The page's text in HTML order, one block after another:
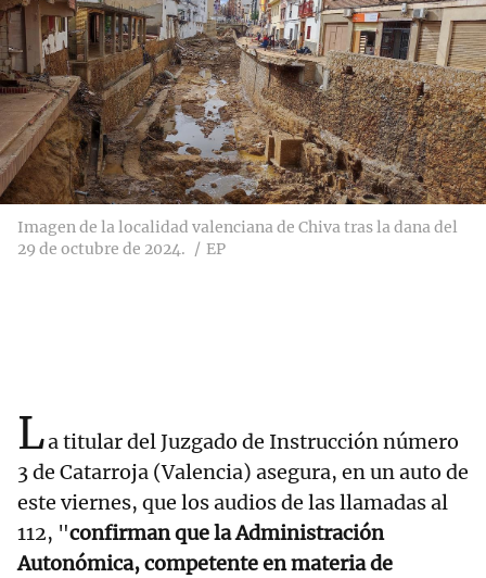
Imagen de la localidad valenciana de Chiva tras la dana del
29 de octubre de 2024.
EP
La titular del Juzgado de Instrucción número
3 de Catarroja (Valencia) asegura, en un auto de
este viernes, que los audios de las llamadas al
112, "confirman que la Administración
Autonómica, competente en materia de